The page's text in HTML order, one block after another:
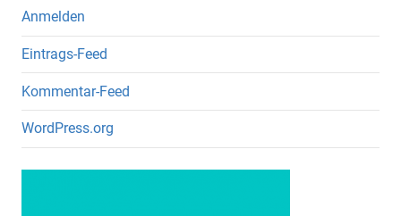
Anmelden
Eintrags-Feed
Kommentar-Feed
WordPress.org